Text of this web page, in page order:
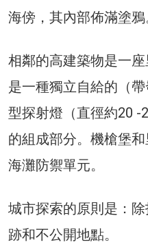
海傍，其內部佈滿塗鴉
相鄰的高建築物是一
是一種獨立自給的（
型探射燈（直徑約20 -
的組成部分。機槍堡
海灘防禦單元。
城市探索的原則是：
跡和不公開地點。